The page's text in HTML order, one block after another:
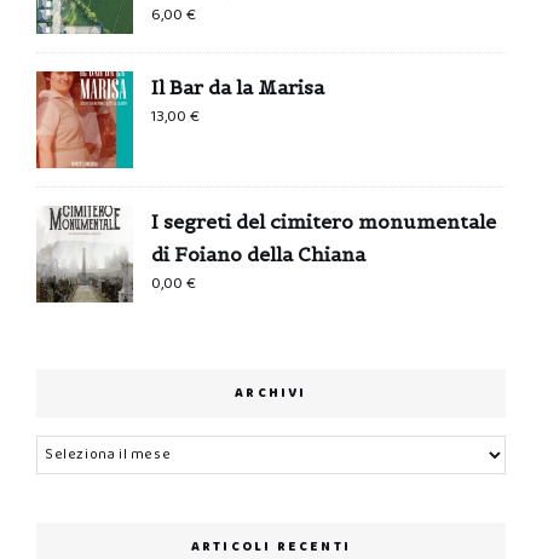
6,00€
Il Bar da la Marisa
13,00€
I segreti del cimitero monumentale
di Foiano della Chiana
0,00€
ARCHIVI
Archivi
ARTICOLI RECENTI